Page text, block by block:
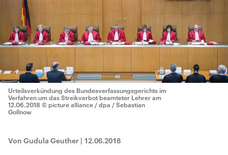
Urteilsverkündung des Bundesverfassungsgerichts im
Verfahren um das Streikverbot beamteter Lehrer am
12.06.2018 © picture alliance / dpa / Sebastian
Gollnow
Von Gudula Geuther | 12.06.2018